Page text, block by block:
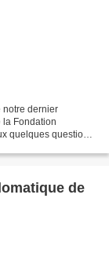
notre dernier
la Fondation
quelques questions
de